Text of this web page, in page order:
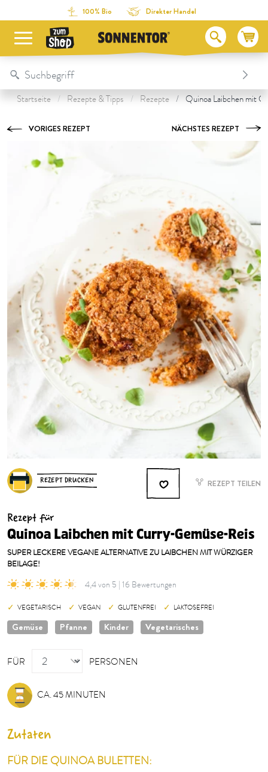
Direkt zum Inhalt
Zum Inhaltsverzeichnis
Direkt zum Menü 100% Bio Direkter Handel
Table Of Content
Unsere Produkte zum Rezept
Das könnte dir auch schmecken:
Startseite Rezepte & Tipps Rezepte Quinoa Laibchen mit
VORIGES REZEPT NÄCHSTES REZEPT
REZEPT DRUCKEN REZEPT TEILEN
Rezept für
Quinoa Laibchen mit Curry-Gemüse-Reis
SUPER LECKERE VEGANE ALTERNATIVE ZU LAIBCHEN MIT WÜRZIGER
BEILAGE!
4,4 von 5 | 16 Bewertungen
VEGETARISCH VEGAN GLUTENFREI LAKTOSEFREI
Gemüse Pfanne Kinder Vegetarisches
FÜR
PERSONEN
PERSONEN
CA. 45 MINUTEN
Zutaten
FÜR DIE QUINOA BULETTEN: